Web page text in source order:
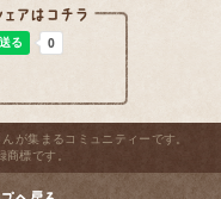
が集まるコミュニティーです。
商標です。